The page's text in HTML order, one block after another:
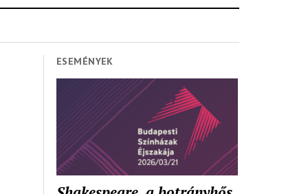
ESEMÉNYEK